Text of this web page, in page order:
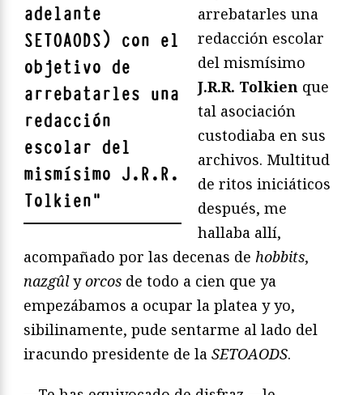
adelante
SETOAODS) con el
objetivo de
arrebatarles una
redacción
escolar del
mismísimo J.R.R.
Tolkien"
arrebatarles una
redacción escolar
del mismísimo
J.R.R. Tolkien que
tal asociación
custodiaba en sus
archivos. Multitud
de ritos iniciáticos
después, me
hallaba allí,
acompañado por las decenas de hobbits,
nazgûlyorcos de todo a cien que ya
empezábamos a ocupar la platea y yo,
sibilinamente, pude sentarme al lado del
iracundo presidente de la SETOAODS.